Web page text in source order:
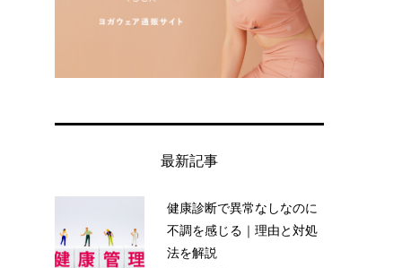
最新記事
健康診断で異常なしなのに
不調を感じる｜理由と対処
法を解説